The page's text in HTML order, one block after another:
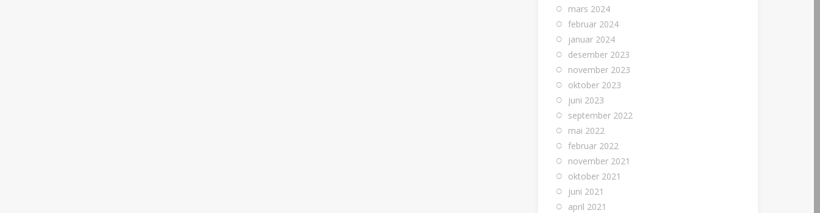
mars 2024
februar 2024
januar 2024
desember 2023
november 2023
oktober 2023
juni 2023
september 2022
mai 2022
februar 2022
november 2021
oktober 2021
juni 2021
april 2021